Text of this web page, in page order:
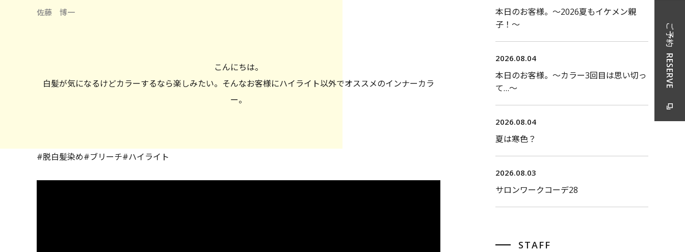
佐藤 博一
こんにちは。
白髪が気になるけどカラーするなら楽しみたい。そんなお客様にハイライト以外でオススメのインナーカラ
ー。
#脱白髪染め#ブリーチ#ハイライト
本日のお客様。〜2026夏もイケメン親
子！〜
2026.08.04
本日のお客様。〜カラー3回目は思い切っ
て…〜
2026.08.04
夏は寒色？
2026.08.03
サロンワークコーデ28
STAFF
ご予約
RESERVE